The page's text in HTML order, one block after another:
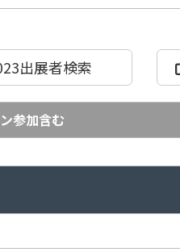
出展者検索
参加含む